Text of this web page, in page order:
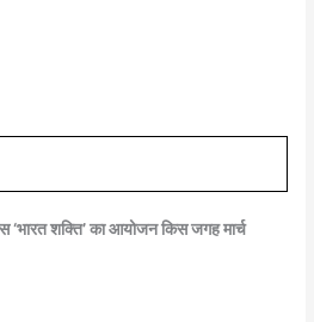
शक्ति’ का आयोजन किस जगह मार्च